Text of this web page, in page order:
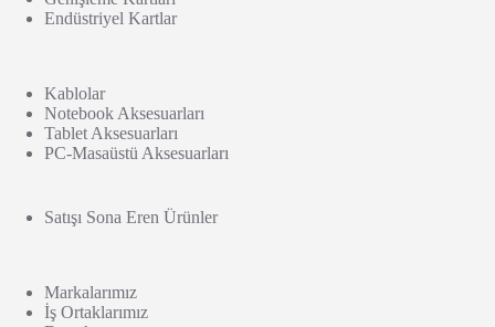
Endüstriyel Kartlar
Kablolar
Notebook Aksesuarları
Tablet Aksesuarları
PC-Masaüstü Aksesuarları
Satışı Sona Eren Ürünler
Markalarımız
İş Ortaklarımız